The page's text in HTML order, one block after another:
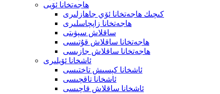
ھاجەتخانا ئۆيى
كىچىك ھاجەتخانا ئۆي جاھازلىرى
ھاجەتخانا زاپچاسلىرى
ساقلاش سېۋىتى
ھاجەتخانا ساقلاش قۇتىسى
ھاجەتخانا ساقلاش جازىسى
ئاشخانا ئۆيلىرى
ئاشخانا كېسىش تاختىسى
ئاشخانا تاقچىسى
ئاشخانا ساقلاش قاچىسى